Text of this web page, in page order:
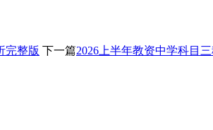
完整版 下一篇2026上半年教资中学科目